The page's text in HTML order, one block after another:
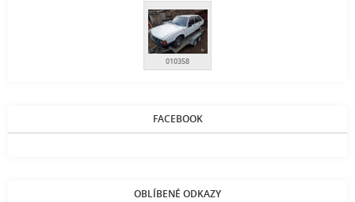
010358
FACEBOOK
OBLÍBENÉ ODKAZY